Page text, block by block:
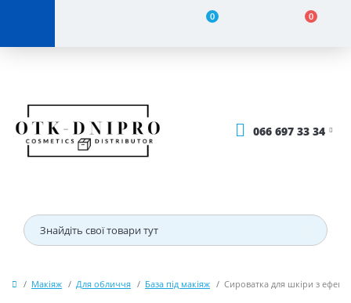
0 0
066 697 33 34
Макіяж Для обличчя База під макіяж Сироватка для шкіри з